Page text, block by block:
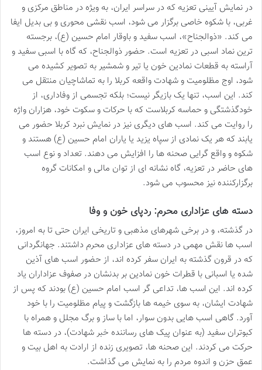
در نمایش آیینی تعزیه که در سراسر ایران، به ویژه در مناطق مرکزی و
غربی، با شکوه خاصی برگزار می شود، اسب نقشی محوری و بی بدیل ایفا
می کند. «ذوالجناح»، اسب سفید و باوقار امام حسین (ع)، برجسته
ترین نماد اسبی در تعزیه است. حضور ذوالجناح، که گاه با اسبی سفید و
آراسته به قطعات نمادین خون یا تیر و شمشیر به تصویر کشیده می
شود، اوج مظلومیت و شهادت واقعه کربلا را به تماشاچیان منتقل می
کند. این اسب، تنها یک بازیگر نیست؛ بلکه تجسمی از وفاداری، از
خودگذشتگی و حماسه کربلاست که با حرکات و سکوت خود، هزاران واژه
را روایت می کند. اسب های دیگری نیز در نمایش نبرد کربلا حضور می
یابند که هر یک نمادی از سپاه یزید یا یاران امام حسین (ع) هستند و
شکوه و واقع گرایی صحنه ها را افزایش می دهند. تعداد و نوع اسب
های حاضر در تعزیه، گاه نشانه ای از توان مالی و امکانات گروه
برگزارکننده نیز محسوب می شود.
دسته های عزاداری محرم: ردپای خون و وفا
در گذشته، و در برخی شهرهای مذهبی و تاریخی ایران حتی تا به امروز،
اسب ها نقش مهمی در دسته های عزاداری محرم داشتند. جهانگردانی
که در قرون گذشته به ایران سفر کرده اند، از حضور اسب های آذین
شده یا اسبانی با قطرات خون نمادین بر بدنشان در صفوف عزاداران یاد
کرده اند. این اسب ها، تداعی گر اسب امام حسین (ع) بودند که پس از
شهادت ایشان، به سوی خیمه ها بازگشت و پیام مظلومیت را با خود
آورد. گاهی اسب هایی بدون سوار، اما با ساز و برگ مجلل و همراه با
کبوتران سفید (به عنوان پیک های رساننده خبر شهادت)، در دسته ها
حرکت می کردند. این صحنه ها، تصویری زنده از ارادت به اهل بیت و
عمق حزن و اندوه مردم را به نمایش می گذاشت.